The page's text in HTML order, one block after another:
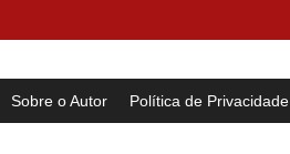
Sobre o Autor Política de Privacidade